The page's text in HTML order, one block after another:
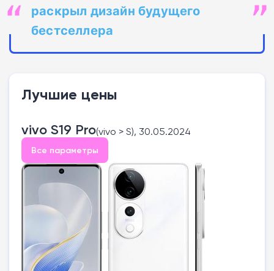
раскрыл дизайн будущего
бестселлера
Лучшие цены
vivo S19 Pro(vivo > S), 30.05.2024
Все параметры